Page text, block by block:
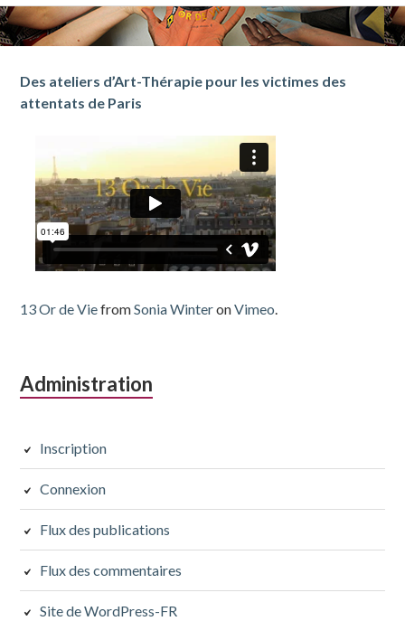
Barre
subsidiaire
Des ateliers d’Art-Thérapie pour les victimes des
attentats de Paris
13 Or de ViefromSonia WinteronVimeo.
Administration
Inscription
Connexion
Flux des publications
Flux des commentaires
Site de WordPress-FR